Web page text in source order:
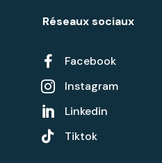
Réseaux sociaux
 Facebook
 Instagram

Linkedin

Tiktok